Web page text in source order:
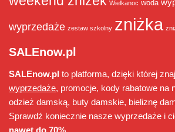
Wielkanoc woda
wyprzedaże zestaw szkolny zniżka
SALEnow.pl
SALEnow.pl to platforma, dzięki której
wyprzedaże, promocje, kody rabatowe na
odzież damską, buty damskie, bieliznę
Sprawdź koniecznie nasze wyprzedaże i